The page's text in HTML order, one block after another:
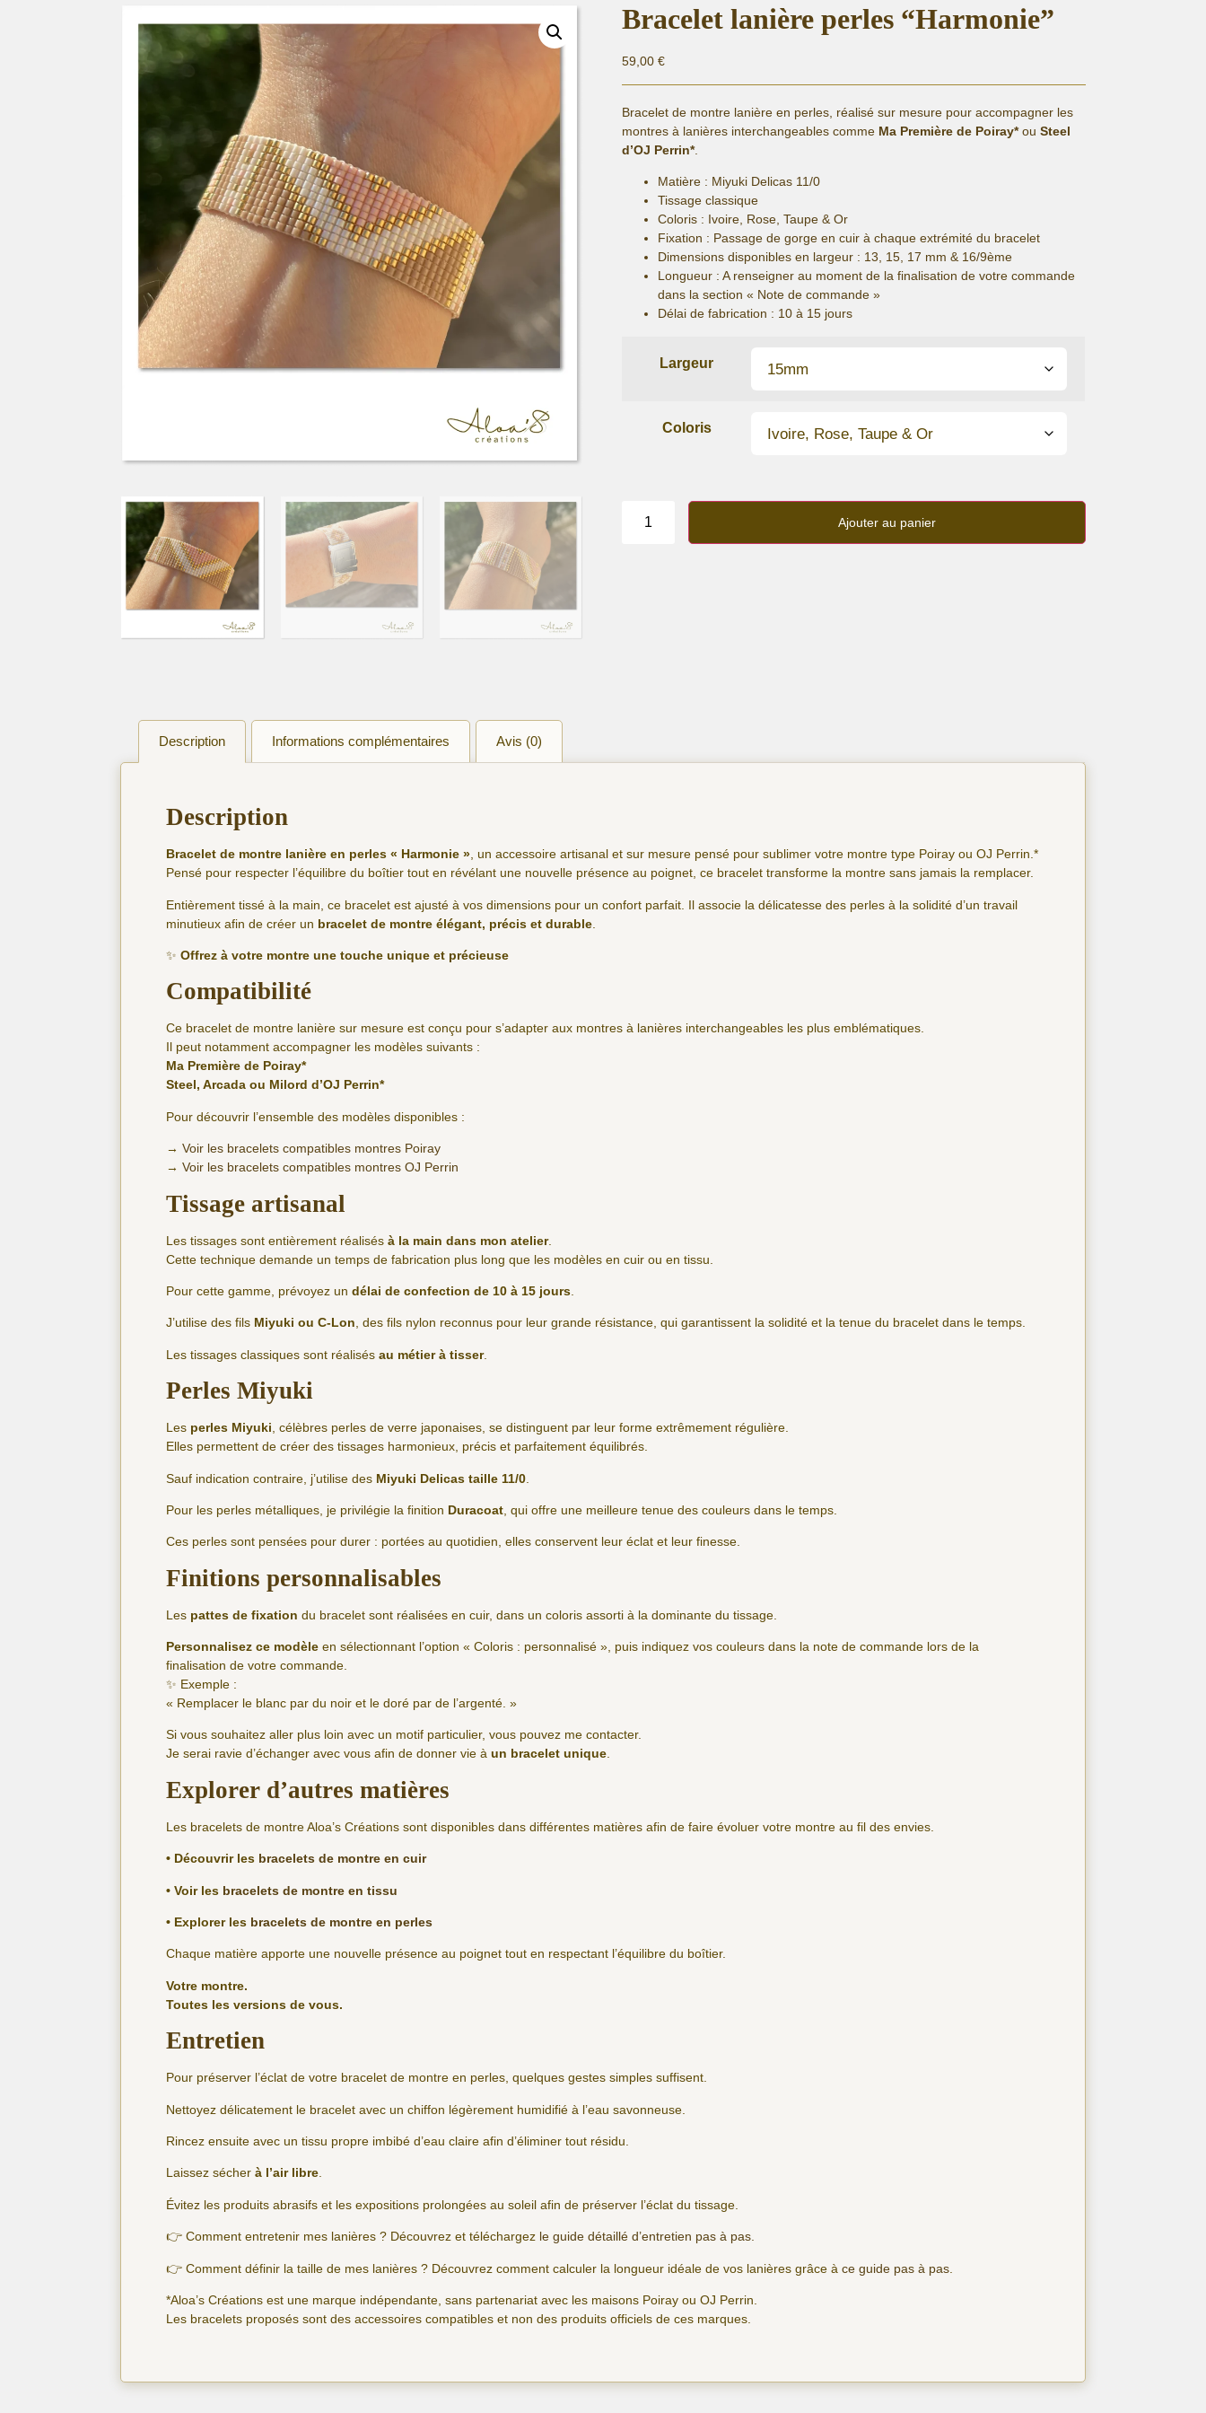
Bracelet lanière perles “Harmonie”
59,00€
Bracelet de montre lanière en perles, réalisé sur mesure pour accompagner les
montres à lanières interchangeables comme Ma Première de Poiray*ouSteel
d’OJ Perrin*.
Matière : Miyuki Delicas 11/0
Tissage classique
Coloris : Ivoire, Rose, Taupe & Or
Fixation : Passage de gorge en cuir à chaque extrémité du bracelet
Dimensions disponibles en largeur : 13, 15, 17 mm & 16/9ème
Longueur : A renseigner au moment de la finalisation de votre commande
dans la section « Note de commande »
Délai de fabrication : 10 à 15 jours
Largeur
Coloris
Bracelet
Ajouter au panier
Description Informations complémentaires Avis (0)
Description
Bracelet de montre lanière en perles « Harmonie », un accessoire artisanal et sur mesure pensé pour sublimer votre montre type Poiray ou OJ Perrin.*
Pensé pour respecter l’équilibre du boîtier tout en révélant une nouvelle présence au poignet, ce bracelet transforme la montre sans jamais la remplacer.
Entièrement tissé à la main, ce bracelet est ajusté à vos dimensions pour un confort parfait. Il associe la délicatesse des perles à la solidité d’un travail
minutieux afin de créer un bracelet de montre élégant, précis et durable
✨Offrez à votre montre une touche unique et précieuse
Compatibilité
Ce bracelet de montre lanière sur mesure est conçu pour s’adapter aux montres à lanières interchangeables les plus emblématiques.
Il peut notamment accompagner les modèles suivants :
Ma Première de Poiray*
Steel, Arcada ou Milord d’OJ Perrin*
Pour découvrir l’ensemble des modèles disponibles :
→Voir les bracelets compatibles montres Poiray
→Voir les bracelets compatibles montres OJ Perrin
Tissage artisanal
Les tissages sont entièrement réalisésà la main dans mon atelier.
Cette technique demande un temps de fabrication plus long que les modèles en cuir ou en tissu.
Pour cette gamme, prévoyez undélai de confection de 10 à 15 jours
J’utilise des fils Miyuki ou C-Lon, des fils nylon reconnus pour leur grande résistance, qui garantissent la solidité et la tenue du bracelet dans le temps.
Les tissages classiques sont réalisésau métier à tisser.
Perles Miyuki
Les perles Miyuki , célèbres perles de verre japonaises, se distinguent par leur forme extrêmement régulière.
Elles permettent de créer des tissages harmonieux, précis et parfaitement équilibrés.
Sauf indication contraire, j’utilise des Miyuki Delicas taille 11/0
Pour les perles métalliques, je privilégie la finition Duracoat , qui offre une meilleure tenue des couleurs dans le temps.
Ces perles sont pensées pour durer : portées au quotidien, elles conservent leur éclat et leur finesse.
Finitions personnalisables
Les pattes de fixation du bracelet sont réalisées en cuir, dans un coloris assorti à la dominante du tissage.
Personnalisez ce modèle en sélectionnant l’option « Coloris : personnalisé », puis indiquez vos couleurs dans la note de commande lors de la
finalisation de votre commande.
✨ Exemple :
« Remplacer le blanc par du noir et le doré par de l’argenté. »
Si vous souhaitez aller plus loin avec un motif particulier, vous pouvez me contacter.
Je serai ravie d’échanger avec vous afin de donner vie àun bracelet unique.
Explorer d’autres matières
Les bracelets de montre Aloa’s Créations sont disponibles dans différentes matières afin de faire évoluer votre montre au fil des envies.
• Découvrir les bracelets de montre en cuir
• Voir les bracelets de montre en tissu
• Explorer les bracelets de montre en perles
Chaque matière apporte une nouvelle présence au poignet tout en respectant l’équilibre du boîtier.
Votre montre.
Toutes les versions de vous.
Entretien
Pour préserver l’éclat de votre bracelet de montre en perles, quelques gestes simples suffisent.
Nettoyez délicatement le bracelet avec un chiffon légèrement humidifié à l’eau savonneuse.
Rincez ensuite avec un tissu propre imbibé d’eau claire afin d’éliminer tout résidu.
Laissez sécherà l’air libre.
Évitez les produits abrasifs et les expositions prolongées au soleil afin de préserver l’éclat du tissage.
👉 Comment entretenir mes lanières ? Découvrez et téléchargez le guide détaillé d’entretien pas à pas.
👉 Comment définir la taille de mes lanières ? Découvrez comment calculer la longueur idéale de vos lanières grâce àce guide pas à pas
*Aloa’s Créations est une marque indépendante, sans partenariat avec les maisons Poiray ou OJ Perrin.
Les bracelets proposés sont des accessoires compatibles et non des produits officiels de ces marques.